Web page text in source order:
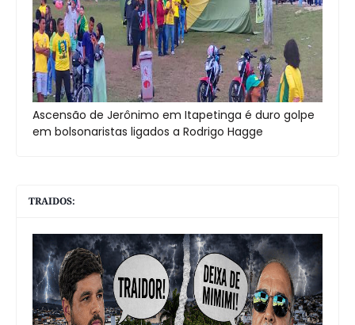
Ascensão de Jerônimo em Itapetinga é duro golpe
em bolsonaristas ligados a Rodrigo Hagge
TRAIDOS: